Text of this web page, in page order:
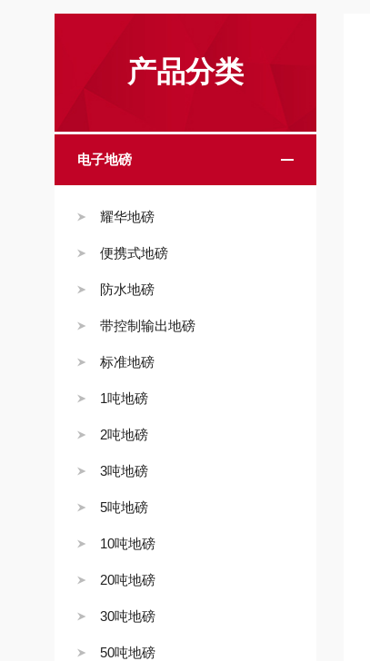
产品分类
电子地磅
耀华地磅
便携式地磅
防水地磅
带控制输出地磅
标准地磅
1吨地磅
2吨地磅
3吨地磅
5吨地磅
10吨地磅
20吨地磅
30吨地磅
50吨地磅